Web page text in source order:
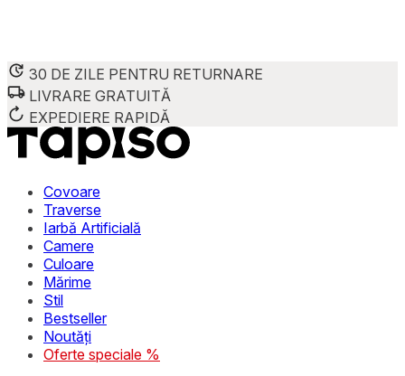
30 DE ZILE PENTRU RETURNARE
LIVRARE GRATUITĂ
EXPEDIERE RAPIDĂ
Covoare
Traverse
Iarbă Artificială
Camere
Culoare
Mărime
Stil
Bestseller
Noutăți
Oferte speciale %
Folosim cookie-uri pentru a personaliza conținutul și
Împărtășim informații despre modul în care utilizezi
combina aceste informații cu alte date primite de la tine
stochează date care permit identificarea persoanei.
preferată sau regiunea în care se află utilizatorul.
Statistică